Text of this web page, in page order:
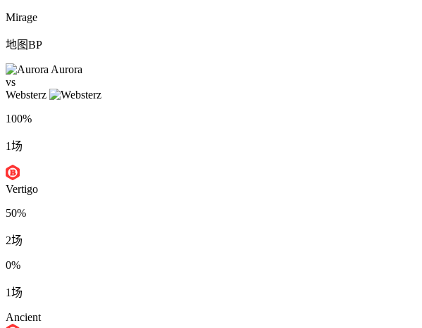
Mirage
地图BP
Aurora
vs
Websterz
100%
1场
Vertigo
50%
2场
0%
1场
Ancient